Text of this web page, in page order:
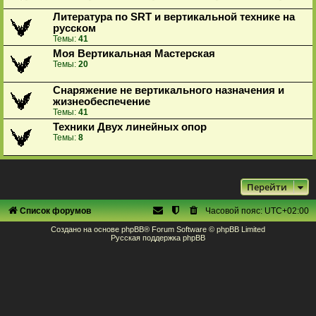
Литература по SRT и вертикальной технике на
русском
Темы: 41
Моя Вертикальная Мастерская
Темы: 20
Снаряжение не вертикального назначения и
жизнеобеспечение
Темы: 41
Техники Двух линейных опор
Темы: 8
Перейти
Список форумов Часовой пояс:UTC+02:00
Создано на основе phpBB® Forum Software © phpBB Limited
Русская поддержка phpBB